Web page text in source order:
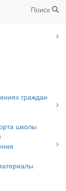
Поиск
граждан
школы